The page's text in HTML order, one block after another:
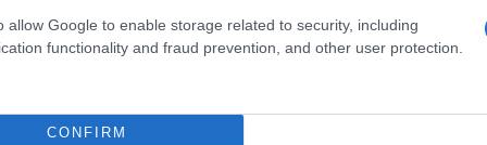
allow Google to enable storage related to security, including
functionality and fraud prevention, and other user protection.
CONFIRM
la creación de nuevos puestos de trabajo. Las
que, aunque el empleo aumentará, la tasa de
La combinación de factores estacionales, la
mercado laboral son elementos clave para entender